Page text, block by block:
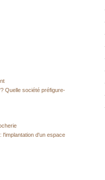
Quelle société préfigure-
l'implantation d'un espace